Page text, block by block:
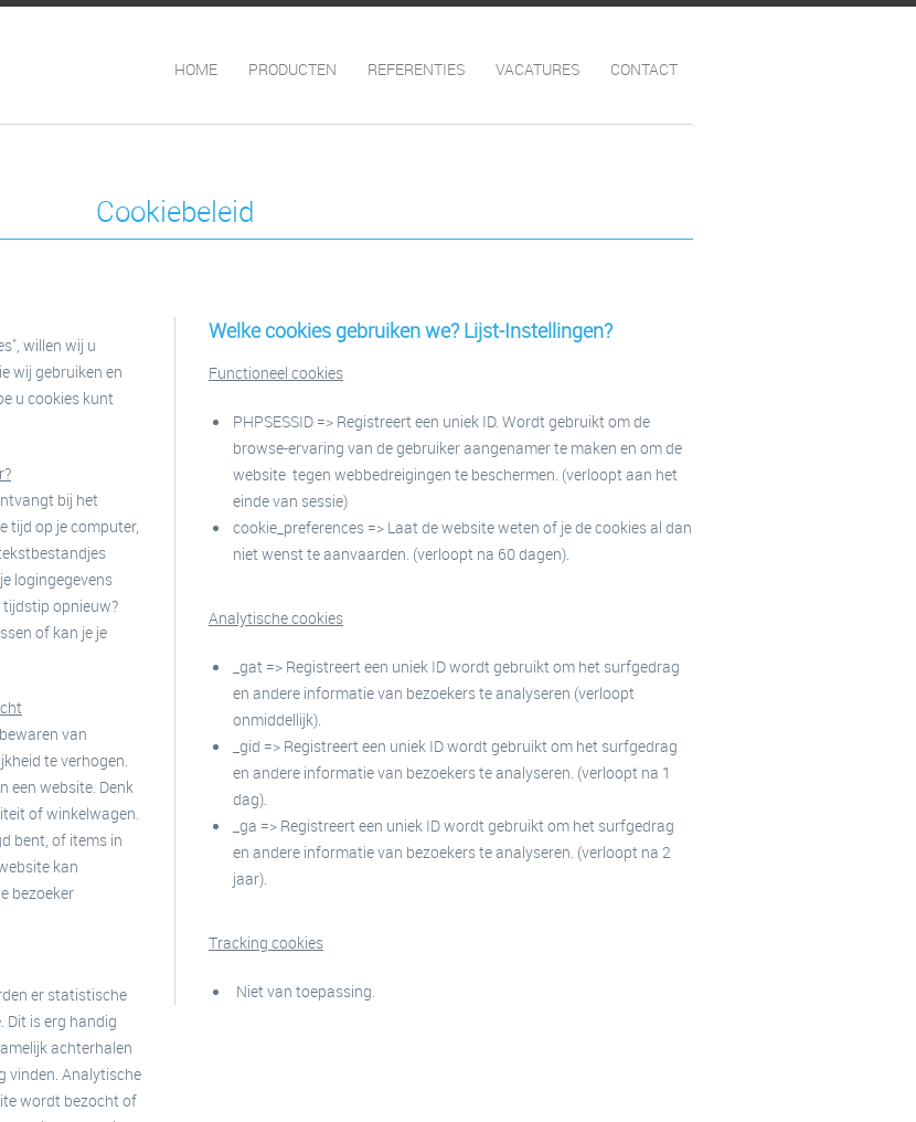
HOME PRODUCTEN REFERENTIES VACATURES CONTACT
Cookiebeleid
willen wij u
wij gebruiken en
u cookies kunt
bij het
tijd op je computer,
logingegevens
tijdstip opnieuw?
of kan je je
van
te verhogen.
een website. Denk
of winkelwagen.
bent, of items in
kan
bezoeker
er statistische
Dit is erg handig
achterhalen
vinden. Analytische
wordt bezocht of
Welke cookies gebruiken we? Lijst-Instellingen?
Functioneel cookies
PHPSESSID => Registreert een uniek ID. Wordt gebruikt om de
browse-ervaring van de gebruiker aangenamer te maken en om de
website tegen webbedreigingen te beschermen. (verloopt aan het
einde van sessie)
cookie_preferences => Laat de website weten of je de cookies al dan
niet wenst te aanvaarden. (verloopt na 60 dagen).
Analytische cookies
_gat => Registreert een uniek ID wordt gebruikt om het surfgedrag
en andere informatie van bezoekers te analyseren (verloopt
onmiddellijk).
_gid => Registreert een uniek ID wordt gebruikt om het surfgedrag
en andere informatie van bezoekers te analyseren. (verloopt na 1
dag).
_ga => Registreert een uniek ID wordt gebruikt om het surfgedrag
en andere informatie van bezoekers te analyseren. (verloopt na 2
jaar).
Tracking cookies
Niet van toepassing.